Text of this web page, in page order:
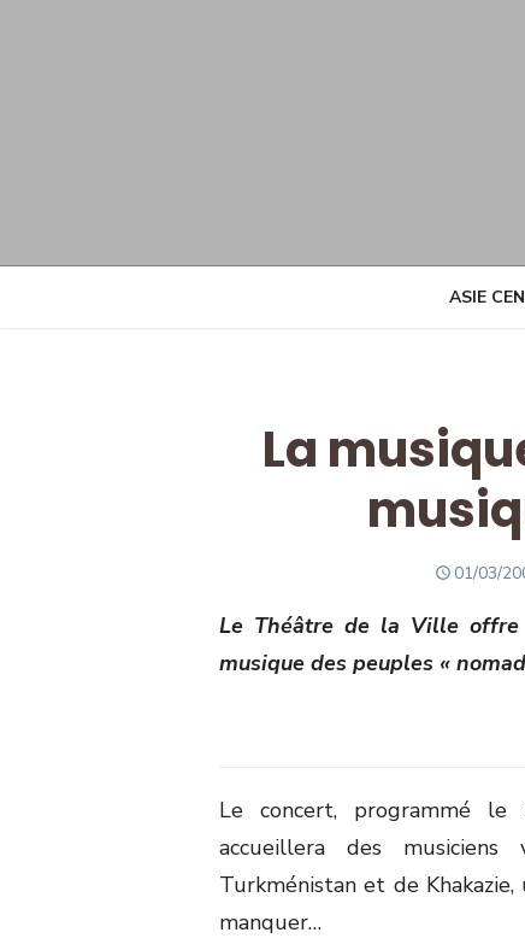
ASIE
La
POSTED
01/03/
Le Théâtre de la Ville
musique des peuples «
Le concert, programmé le
accueillera des
Turkménistan et de
manquer…